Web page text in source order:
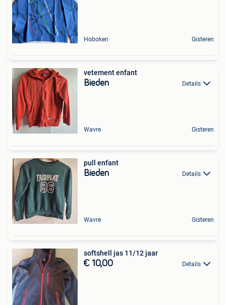
Hoboken Gisteren
vetement enfant
Bieden Details
Wavre Gisteren
pull enfant
Bieden Details
Wavre Gisteren
softshell jas 11/12 jaar
€ 10,00 Details